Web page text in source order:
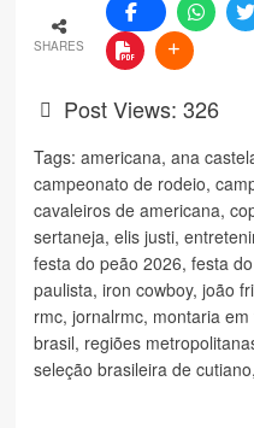
SHARES
Post Views: 326
Tags: americana, ana
campeonato de rodeio,
cavaleiros de americana,
sertaneja, elis justi,
festa do peão 2026, festa
paulista, iron cowboy, joão
rmc, jornalrmc, montaria
brasil, regiões
seleção brasileira de cutiano,